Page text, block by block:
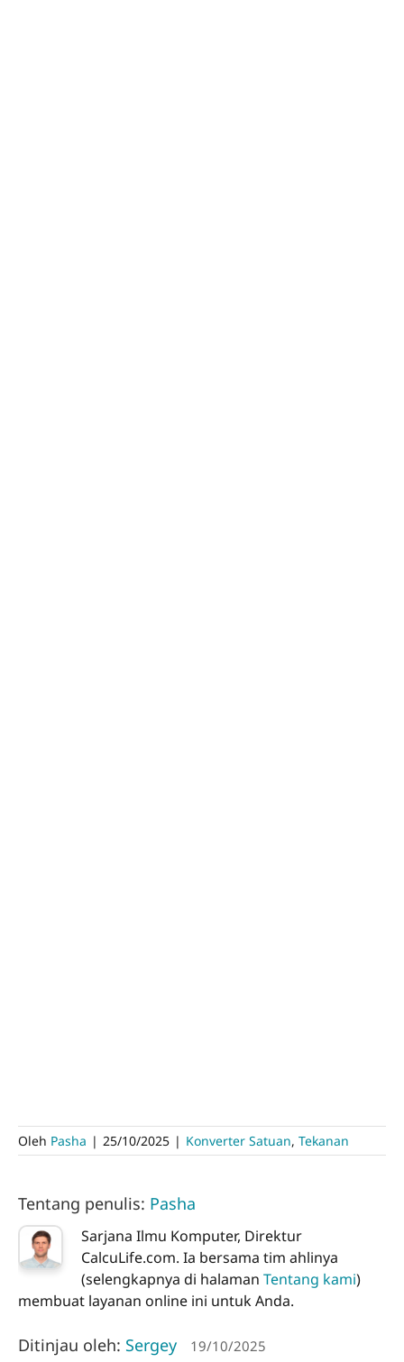
Oleh Pasha | 25/10/2025 | Konverter Satuan, Tekanan
Tentang penulis: Pasha
Sarjana Ilmu Komputer, Direktur
CalcuLife.com. Ia bersama tim ahlinya
(selengkapnya di halaman Tentang kami)
membuat layanan online ini untuk Anda.
Ditinjau oleh: Sergey 19/10/2025